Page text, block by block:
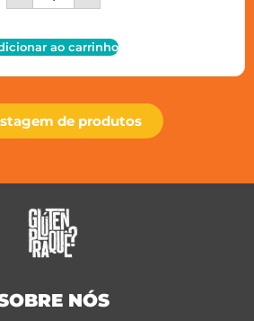
ao carrinho
de produtos
NÓS